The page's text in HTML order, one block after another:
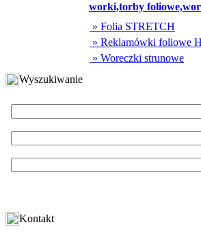
worki,torby
» Folia STRETCH
» Reklamówki foliowe
» Woreczki strunowe
Wyszukiwanie
Kontakt